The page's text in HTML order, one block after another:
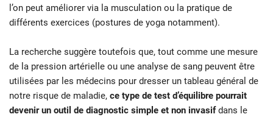
l’on peut améliorer via la musculation ou la pratique de
différents exercices (postures de yoga notamment).
La recherche suggère toutefois que, tout comme une mesure
de la pression artérielle ou une analyse de sang peuvent être
utilisées par les médecins pour dresser un tableau général de
notre risque de maladie, ce type de test d’équilibre pourrait
devenir un outil de diagnostic simple et non invasifdans le